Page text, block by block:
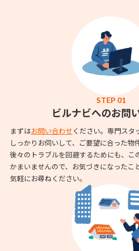
STEP 01
ビルナビへのお問
まずはお問い合わせ ください。専門スタ
しっかりお伺いして、ご要望に合った物
後々のトラブルを回避するためにも、こ
かまいませんので、お気づきになったこ
気軽にお尋ねください。